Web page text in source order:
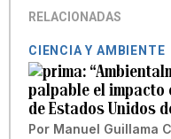
RELACIONADAS
CIENCIA Y AMBIENTE
palpable el impacto
de Estados Unidos
Por Manuel Guillama